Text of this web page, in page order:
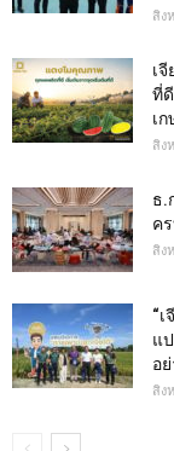
สิง
เ
ที่
เ
สิง
ธ.
ค
สิง
“
แ
อ
สิง